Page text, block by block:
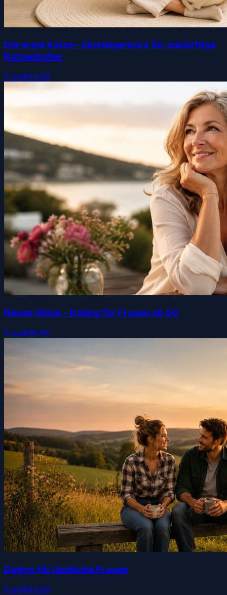
Die erste Katze – Einsteigerkurs für zukünftige
Katzenhalter
Free$44.99
Neues Glück - Dating für Frauen ab 50
Free$39.99
Dating für ländliche Frauen
Free$44.99